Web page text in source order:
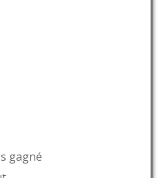
gagné